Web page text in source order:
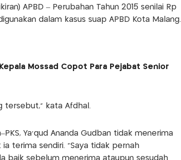
APBD – Perubahan Tahun 2015 senilai Rp
dalam kasus suap APBD Kota Malang.
Mossad Copot Para Pejabat Senior
tersebut,” kata Afdhal.
Ya’qud Ananda Gudban tidak menerima
terima sendiri. “Saya tidak pernah
baik sebelum menerima ataupun sesudah